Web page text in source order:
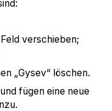
verschieben;
„Gysev“ löschen.
fügen eine neue